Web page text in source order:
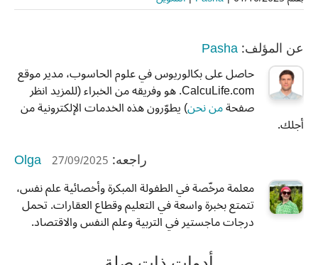
عن المؤلف: Pasha
حاصل على بكالوريوس في علوم الحاسوب، مدير موقع
CalcuLife.com. هو وفريقه من الخبراء (للمزيد انظر
صفحةمن نحن) يطوّرون هذه الخدمات الإلكترونية من
أجلك.
راجعه: Olga 27/09/2025
معلمة مرخّصة في الطفولة المبكرة وأخصائية علم نفس،
تتمتع بخبرة واسعة في التعليم وقطاع العقارات. تحمل
درجات ماجستير في التربية وعلم النفس والاقتصاد.